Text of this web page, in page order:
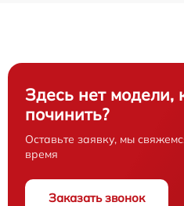
Здесь нет модели,
починить?
Оставьте заявку, мы
время
Заказать звонок